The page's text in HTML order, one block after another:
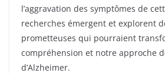
l’aggravation des symptômes de
recherches émergent et explorent
prometteuses qui pourraient
compréhension et notre approche
d’Alzheimer.